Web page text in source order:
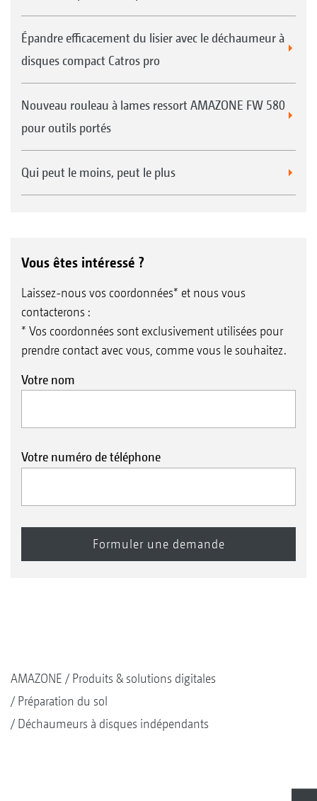
Épandre efficacement du lisier avec le déchaumeur à
disques compact Catros pro
Nouveau rouleau à lames ressort AMAZONE FW 580
pour outils portés
Qui peut le moins, peut le plus
Vous êtes intéressé ?
Laissez-nous vos coordonnées* et nous vous
contacterons :
* Vos coordonnées sont exclusivement utilisées pour
prendre contact avec vous, comme vous le souhaitez.
Votre nom
Votre numéro de téléphone
AMAZONE
Produits & solutions digitales
Préparation du sol
Déchaumeurs à disques indépendants